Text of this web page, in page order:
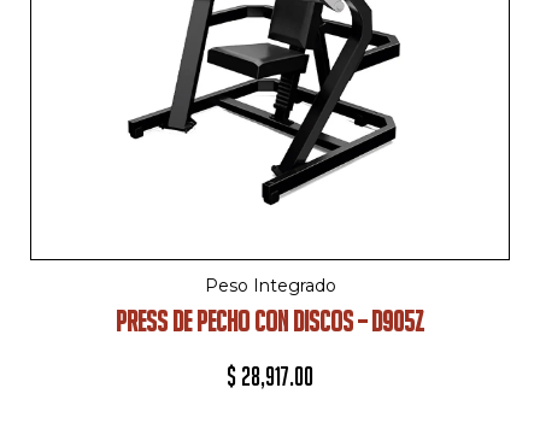
Peso Integrado
PRESS DE PECHO CON DISCOS – D905Z
$ 28,917.00